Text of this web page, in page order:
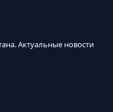
Актуальные новости